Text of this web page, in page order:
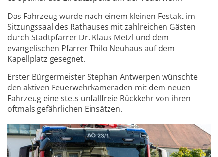
Das Fahrzeug wurde nach einem kleinen Festakt im
Sitzungssaal des Rathauses mit zahlreichen Gästen
durch Stadtpfarrer Dr. Klaus Metzl und dem
evangelischen Pfarrer Thilo Neuhaus auf dem
Kapellplatz gesegnet.
Erster Bürgermeister Stephan Antwerpen wünschte
den aktiven Feuerwehrkameraden mit dem neuen
Fahrzeug eine stets unfallfreie Rückkehr von ihren
oftmals gefährlichen Einsätzen.